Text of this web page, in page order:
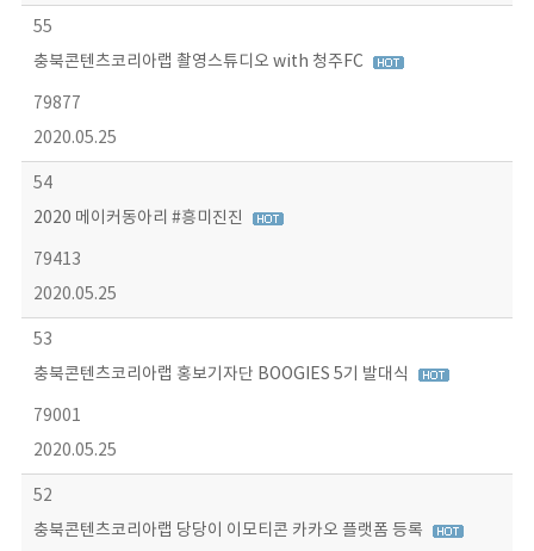
55
충북콘텐츠코리아랩 촬영스튜디오 with 청주FC
79877
2020.05.25
54
2020 메이커동아리 #흥미진진
79413
2020.05.25
53
충북콘텐츠코리아랩 홍보기자단 BOOGIES 5기 발대식
79001
2020.05.25
52
충북콘텐츠코리아랩 당당이 이모티콘 카카오 플랫폼 등록